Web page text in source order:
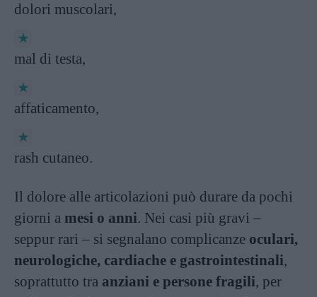
dolori muscolari,
mal di testa,
affaticamento,
rash cutaneo.
Il dolore alle articolazioni può durare da pochi
giorni a mesi o anni. Nei casi più gravi –
seppur rari – si segnalano complicanze oculari,
neurologiche, cardiache e gastrointestinali,
soprattutto tra anziani e persone fragili, per